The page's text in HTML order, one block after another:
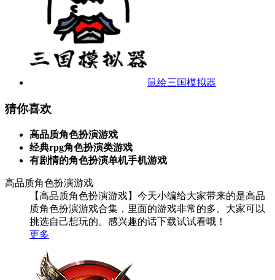
鼠绘三国模拟器
猜你喜欢
高品质角色扮演游戏
经典rpg角色扮演类游戏
有剧情的角色扮演单机手机游戏
高品质角色扮演游戏
【高品质角色扮演游戏】今天小编给大家带来的是高品
质角色扮演游戏合集，里面的游戏非常的多。大家可以
挑选自己想玩的。感兴趣的话下载试试看哦！
更多